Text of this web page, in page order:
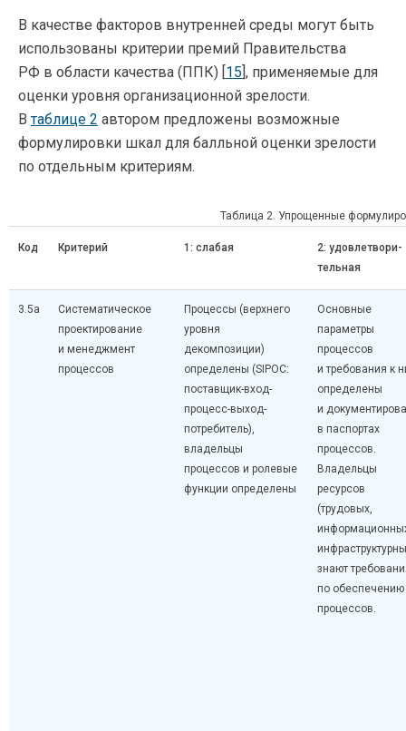
В качестве факторов внутренней среды могут быть
использованы критерии премий Правительства
РФ в области качества (ППК) [15], применяемые для
оценки уровня организационной зрелости.
Втаблице 2 автором предложены возможные
формулировки шкал для балльной оценки зрелости
по отдельным критериям.
Таблица 2. Упрощенные
Код Критерий 1: слабая
2: удовлетвори­
тельная
3.5а
Систематическое
проектирование
и менеджмент
процессов
Процессы (верхнего
уровня
декомпозиции)
определены (SIPOC:
поставщик-вход-
процесс-выход-
потребитель),
владельцы
процессов и ролевые
функции определены
Основные
параметры
процессов
и требования к
определены
и
в паспортах
процессов.
Владельцы
ресурсов
(трудовых,
знают
по обеспечению
процессов.